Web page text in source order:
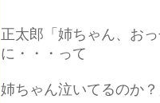
正太郎「姉ちゃん、お
に・・・って
姉ちゃん泣いてるのか